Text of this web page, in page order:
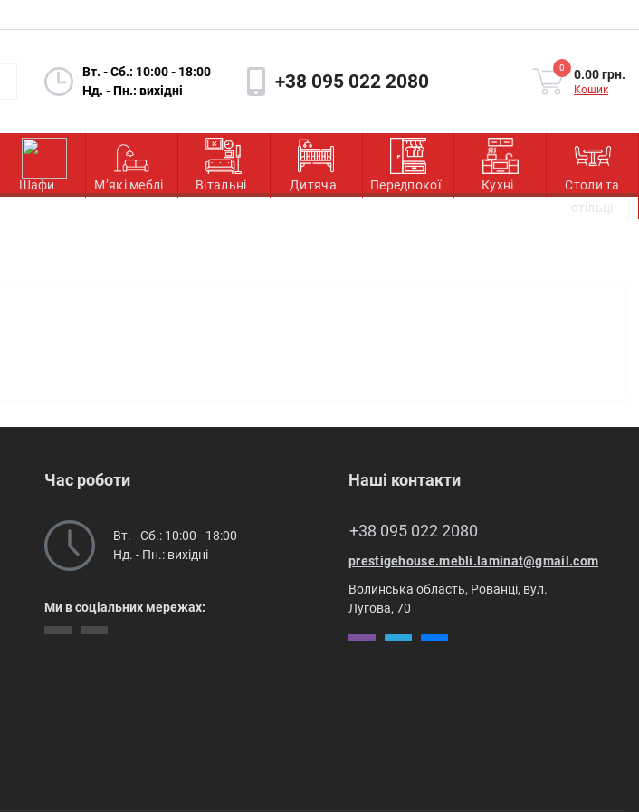
Вт. - Сб.: 10:00 - 18:00
Нд. - Пн.: вихідні
+38 095 022 2080
0 0.00 грн.
Кошик
Шафи М’які меблі Вітальні Дитяча Передпокої Кухні
Столи та
стільці
Час роботи
Вт. - Сб.: 10:00 - 18:00
Нд. - Пн.: вихідні
Ми в соціальних мережах:
Наші контакти
+38 095 022 2080
prestigehouse.mebli.laminat@gmail.com
Волинська область, Рованці, вул.
Лугова, 70